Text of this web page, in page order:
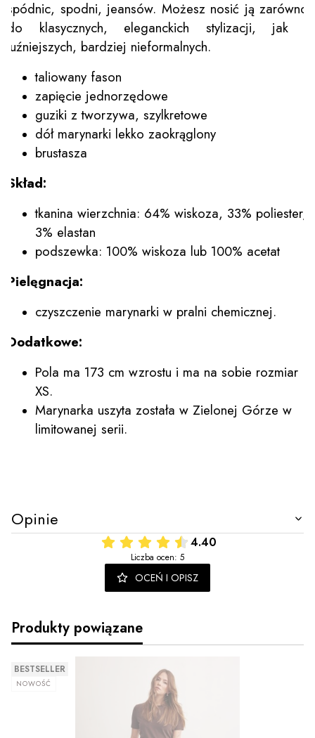
spódnic, spodni, jeansów. Możesz nosić ją zarówno
do klasycznych, eleganckich stylizacji, jak i
luźniejszych, bardziej nieformalnych.
taliowany fason
zapięcie jednorzędowe
guziki z tworzywa, szylkretowe
dół marynarki lekko zaokrąglony
brustasza
Skład:
tkanina wierzchnia: 64% wiskoza, 33% poliester,
3% elastan
podszewka: 100% wiskoza lub 100% acetat
Pielęgnacja:
czyszczenie marynarki w pralni chemicznej.
Dodatkowe:
Pola ma 173 cm wzrostu i ma na sobie rozmiar
XS.
Marynarka uszyta została w Zielonej Górze w
limitowanej serii.
Opinie
4.40
Liczba ocen: 5
OCEŃ I OPISZ
Produkty powiązane
BESTSELLER
NOWOŚĆ